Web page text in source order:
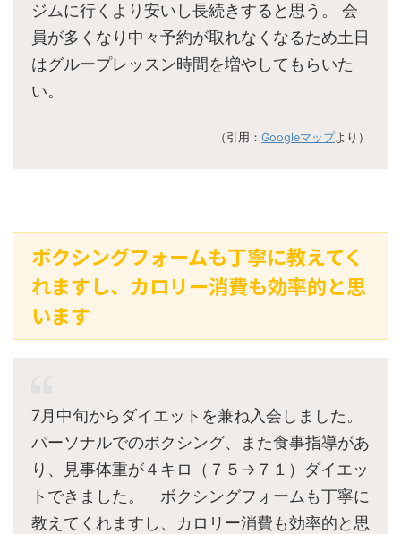
ジムに行くより安いし長続きすると思う。 会
員が多くなり中々予約が取れなくなるため土日
はグループレッスン時間を増やしてもらいた
い。
（引用： Googleマップより）
ボクシングフォームも丁寧に教えてく
れますし、カロリー消費も効率的と思
います
7月中旬からダイエットを兼ね入会しました。
パーソナルでのボクシング、また食事指導があ
り、見事体重が４キロ（７５→７１）ダイエッ
トできました。 ボクシングフォームも丁寧に
教えてくれますし、カロリー消費も効率的と思